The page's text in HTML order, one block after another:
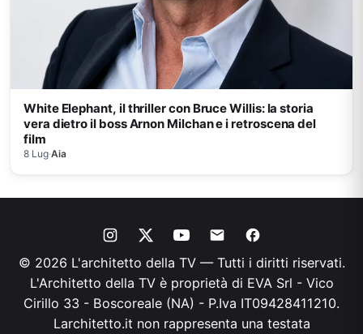
White Elephant, il thriller con Bruce Willis: la storia
vera dietro il boss Arnon Milchan e i retroscena del
film
8 Lug·Aia
© 2026 L'architetto della TV — Tutti i diritti riservati.
L'Architetto della TV è proprietà di EVA Srl - Vico
Cirillo 33 - Boscoreale (NA) - P.Iva IT09428411210.
Larchitetto.it non rappresenta una testata